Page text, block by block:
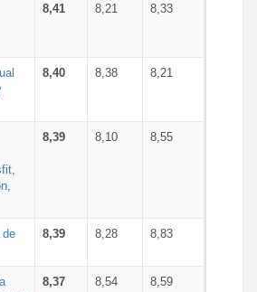
8,41 8,21 8,33
8,40 8,38 8,21
8,39 8,10 8,55
de
8,39 8,28 8,83
8,37 8,54 8,59